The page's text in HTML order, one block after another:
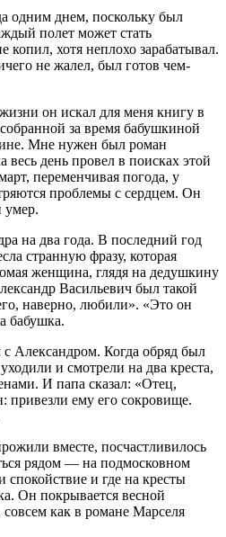
одним днем, поскольку был
полет может стать
копил, хотя неплохо зарабатывал.
не жалел, был готов чем-
он искал для меня книгу в
за время бабушкиной
Мне нужен был роман
день провел в поисках этой
переменчивая погода, у
проблемы с сердцем. Он
умер.
на два года. В последний год
странную фразу, которая
женщина, глядя на дедушкину
Васильевич был такой
наверно, любили». «Это он
бабушка.
Александром. Когда обряд был
и смотрели на два креста,
И папа сказал: «Отец,
привезли ему его сокровище.
вместе, посчастливилось
рядом — на подмосковном
спокойствие и где на кресты
Он покрывается весной
как в романе Марселя